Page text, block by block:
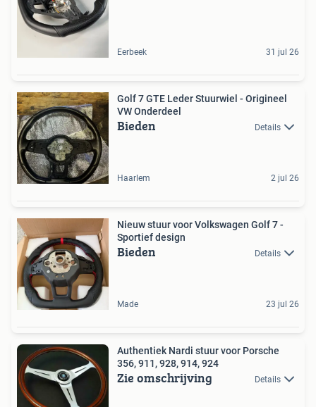
Eerbeek 31 jul 26
Golf 7 GTE Leder Stuurwiel - Origineel
VW Onderdeel
Bieden Details
Haarlem 2 jul 26
Nieuw stuur voor Volkswagen Golf 7 -
Sportief design
Bieden Details
Made 23 jul 26
Authentiek Nardi stuur voor Porsche
356, 911, 928, 914, 924
Zie omschrijving Details